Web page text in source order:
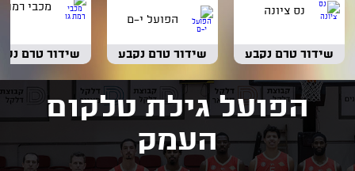
נס ציונה
שידור טרם נקבע
הפועל י-ם
שידור טרם נקבע
מכבי רמת
שידור טרם
הפועל גילת טלקום
העמק